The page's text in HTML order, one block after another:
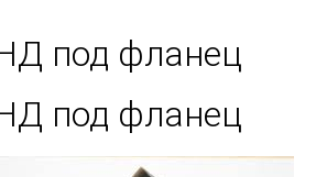
под фланец
под фланец